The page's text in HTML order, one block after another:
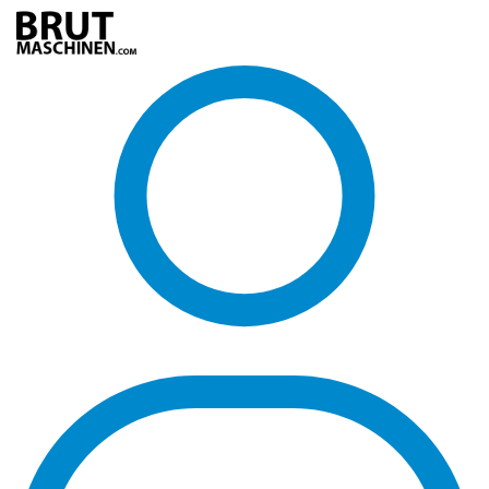
Direkt
zum
Inhalt